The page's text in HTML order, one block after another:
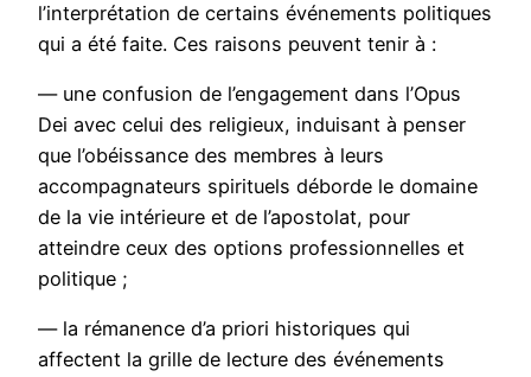
l’interprétation de certains événements politiques
qui a été faite. Ces raisons peuvent tenir à :
— une confusion de l’engagement dans l’Opus
Dei avec celui des religieux, induisant à penser
que l’obéissance des membres à leurs
accompagnateurs spirituels déborde le domaine
de la vie intérieure et de l’apostolat, pour
atteindre ceux des options professionnelles et
politique ;
— la rémanence d’a priori historiques qui
affectent la grille de lecture des événements